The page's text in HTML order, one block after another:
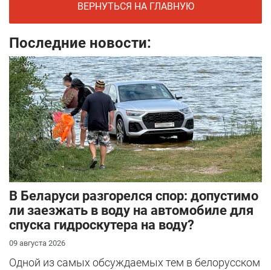
ВЕРНУТЬСЯ НА ГЛАВНУЮ
Последние новости:
В Беларуси разгорелся спор: допустимо
ли заезжать в воду на автомобиле для
спуска гидроскутера на воду?
09 августа 2026
Одной из самых обсуждаемых тем в белорусском